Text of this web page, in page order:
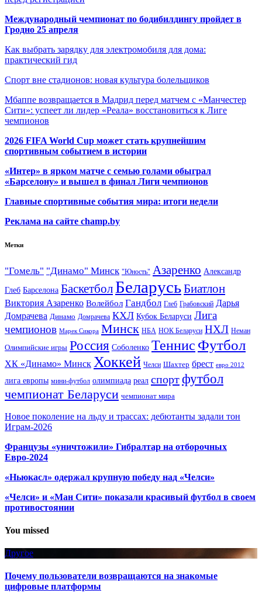
Международный чемпионат по бодибилдингу пройдет в
Гродно 25 апреля
Как выбрать зарядку для электромобиля для дома:
практический гид
Спорт вне стадионов: новая культура болельщиков
Мбаппе возвращается в Мадрид перед матчем с «Манчестер
Сити»: успеет ли лидер «Реала» восстановиться к Лиге
чемпионов
2026 FIFA World Cup может стать крупнейшим
спортивным событием в истории
«Интер» в ярком матче с семью голами обыграл
«Барселону» и вышел в финал Лиги чемпионов
Главные спортивные события мира: итоги недели
Реклама на сайте champ.by
Метки
"Гомель" "Динамо" Минск "Юность" Азаренко Александр
Глеб Барселона Баскетбол БеларусьБиатлон
Виктория Азаренко Волейбол Гандбол Глеб Грабовский Дарья
Домрачева Динамо Домрачева КХЛ Кубок Беларуси Лига
чемпионов Марек Сикора Минск НБА НОК Беларуси НХЛ Неман
Олимпийские игры Россия Соболенко Теннис Футбол
ХК «Динамо» Минск Хоккей Челси Шахтер брест евро 2012
лига европы мини-футбол олимпиада реал спортфутбол
чемпионат Беларуси чемпионат мира
Новое поколение на льду и трассах: дебютанты задали тон
Играм-2026
Французы «уничтожили» Гибралтар на отборочных
Евро-2024
«Ньюкасл» одержал крупную победу над «Челси»
«Челси» и «Ман Сити» показали красивый футбол в своем
противостоянии
You missed
Другое
Почему пользователи возвращаются на знакомые
цифровые платформы